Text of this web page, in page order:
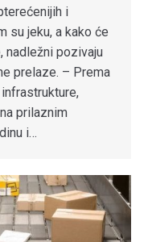
i
su jeku, a kako će
pozivaju
prelaze. – Prema
prilaznim
i…